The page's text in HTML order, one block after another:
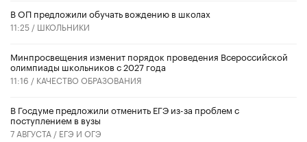
В ОП предложили обучать вождению в школах
11:25 / ШКОЛЬНИКИ
Минпросвещения изменит порядок проведения Всероссийской
олимпиады школьников с 2027 года
11:16 / КАЧЕСТВО ОБРАЗОВАНИЯ
В Госдуме предложили отменить ЕГЭ из-за проблем с
поступлением в вузы
7 АВГУСТА / ЕГЭ И ОГЭ